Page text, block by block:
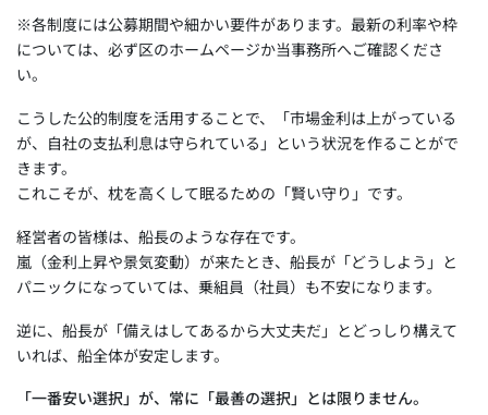
※各制度には公募期間や細かい要件があります。最新の利率や枠
については、必ず区のホームページか当事務所へご確認くださ
い。
こうした公的制度を活用することで、「市場金利は上がっている
が、自社の支払利息は守られている」という状況を作ることがで
きます。
これこそが、枕を高くして眠るための「賢い守り」です。
経営者の皆様は、船長のような存在です。
嵐（金利上昇や景気変動）が来たとき、船長が「どうしよう」と
パニックになっていては、乗組員（社員）も不安になります。
逆に、船長が「備えはしてあるから大丈夫だ」とどっしり構えて
いれば、船全体が安定します。
「一番安い選択」が、常に「最善の選択」とは限りません。